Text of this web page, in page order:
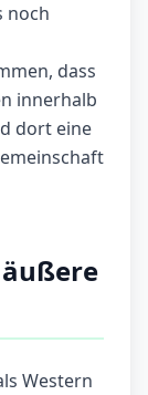
noch
dass
innerhalb
dort eine
Western